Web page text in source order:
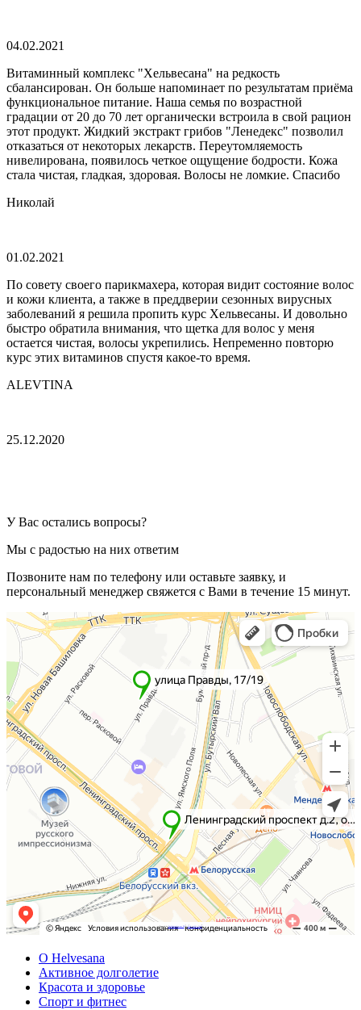
04.02.2021
Витаминный комплекс "Хельвесана" на редкость
сбалансирован. Он больше напоминает по результатам приёма
функциональное питание. Наша семья по возрастной
градации от 20 до 70 лет органически встроила в свой рацион
этот продукт. Жидкий экстракт грибов "Ленедекс" позволил
отказаться от некоторых лекарств. Переутомляемость
нивелирована, появилось четкое ощущение бодрости. Кожа
стала чистая, гладкая, здоровая. Волосы не ломкие. Спасибо
Николай
01.02.2021
По совету своего парикмахера, которая видит состояние волос
и кожи клиента, а также в преддверии сезонных вирусных
заболеваний я решила пропить курс Хельвесаны. И довольно
быстро обратила внимания, что щетка для волос у меня
остается чистая, волосы укрепились. Непременно повторю
курс этих витаминов спустя какое-то время.
ALEVTINA
25.12.2020
У Вас остались вопросы?
Мы с радостью на них ответим
Позвоните нам по телефону или оставьте заявку, и
персональный менеджер свяжется с Вами в течение 15 минут.
Powered by Embedgooglemaps DE& Web traffic Geeks
О Helvesana
Активное долголетие
Красота и здоровье
Спорт и фитнес